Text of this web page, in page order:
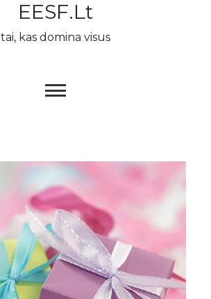
EESF.lt
tai, kas domina visus